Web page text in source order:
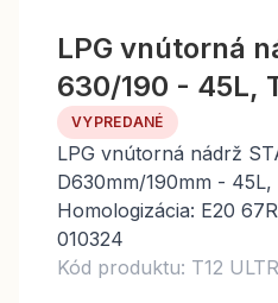
LPG vnútorná
630/190 - 45L,
VYPREDANÉ
LPG vnútorná nádrž
D630mm/190mm - 45L,
Homologizácia: E20
010324
Kód produktu: T12